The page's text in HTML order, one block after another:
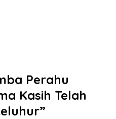
Perahu
Kasih Telah